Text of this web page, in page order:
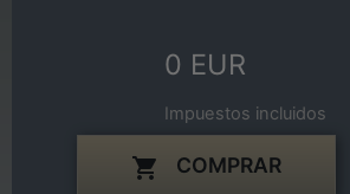
0 EUR
Impuestos incluidos
 COMPRAR